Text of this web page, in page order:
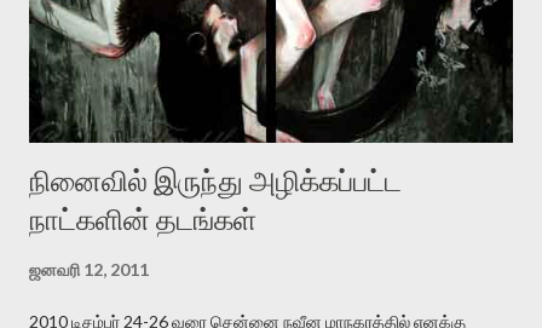
ஜெயமோகன் அந்த பிரமையால் தொடர்ந்து அச்சுறுத்தலுக்கு உள்ளாகி
உள்ளார். உங்களை பற்றின இந்த தாக்குதல் கூட இதன் வெளிப்பாடு தான்”.
உண்மையே! ராக்கி படத்தில் குத்துச்சண்டை வீரராக வரும் சில்வெஸ்டர்
ஓரிடத்தில் சொல்வார்: ...
நினைவில் இருந்து அழிக்கப்பட்ட
நாட்களின் தடங்கள்
ஜனவரி 12, 2011
2010 டிசம்பர் 24-26 வரை சென்னை நவீன மாநகரத்தில் எனக்கு